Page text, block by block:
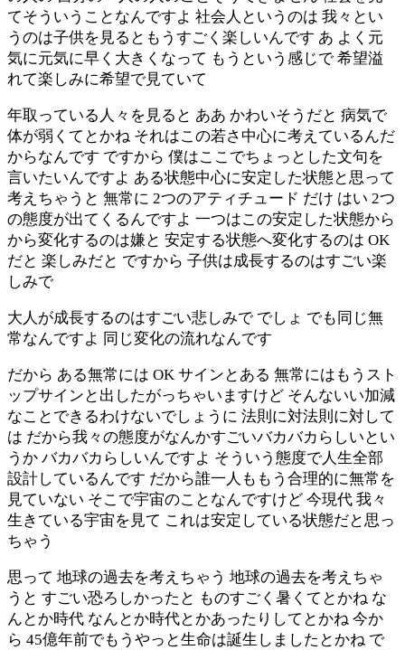
てそういうことなんですよ 社会人というのは 我々とい
うのは子供を見るともうすごく楽しいんです あ よく元
気に元気に早く大きくなって もうという感じで 希望溢
れて楽しみに希望で見ていて
年取っている人々を見ると ああ かわいそうだと 病気で
体が弱くてとかね それはこの若さ中心に考えているんだ
からなんです ですから 僕はここでちょっとした文句を
言いたいんですよ ある状態中心に安定した状態と思って
考えちゃうと 無常に 2つのアティチュード だけ はい 2つ
の態度が出てくるんですよ 一つはこの安定した状態から
から変化するのは嫌と 安定する状態へ変化するのは OK
だと 楽しみだと ですから 子供は成長するのはすごい楽
しみで
大人が成長するのはすごい悲しみで でしょ でも同じ無
常なんですよ 同じ変化の流れなんです
だから ある無常には OK サインとある 無常にはもうスト
ップサインと出したがっちゃいますけど そんないい加減
なことできるわけないでしょうに 法則に対法則に対して
は だから我々の態度がなんかすごいバカバカらしいとい
うか バカバカらしいんですよ そういう態度で人生全部
設計しているんです だから誰一人ももう合理的に無常を
見ていない そこで宇宙のことなんですけど 今現代 我々
生きている宇宙を見て これは安定している状態だと思っ
ちゃう
思って 地球の過去を考えちゃう 地球の過去を考えちゃ
うと すごい恐ろしかったと ものすごく暑くてとかね な
んとか時代 なんとか時代とかあったりしてとかね 今か
ら 45億年前でもうやっと生命は誕生しましたとかね で